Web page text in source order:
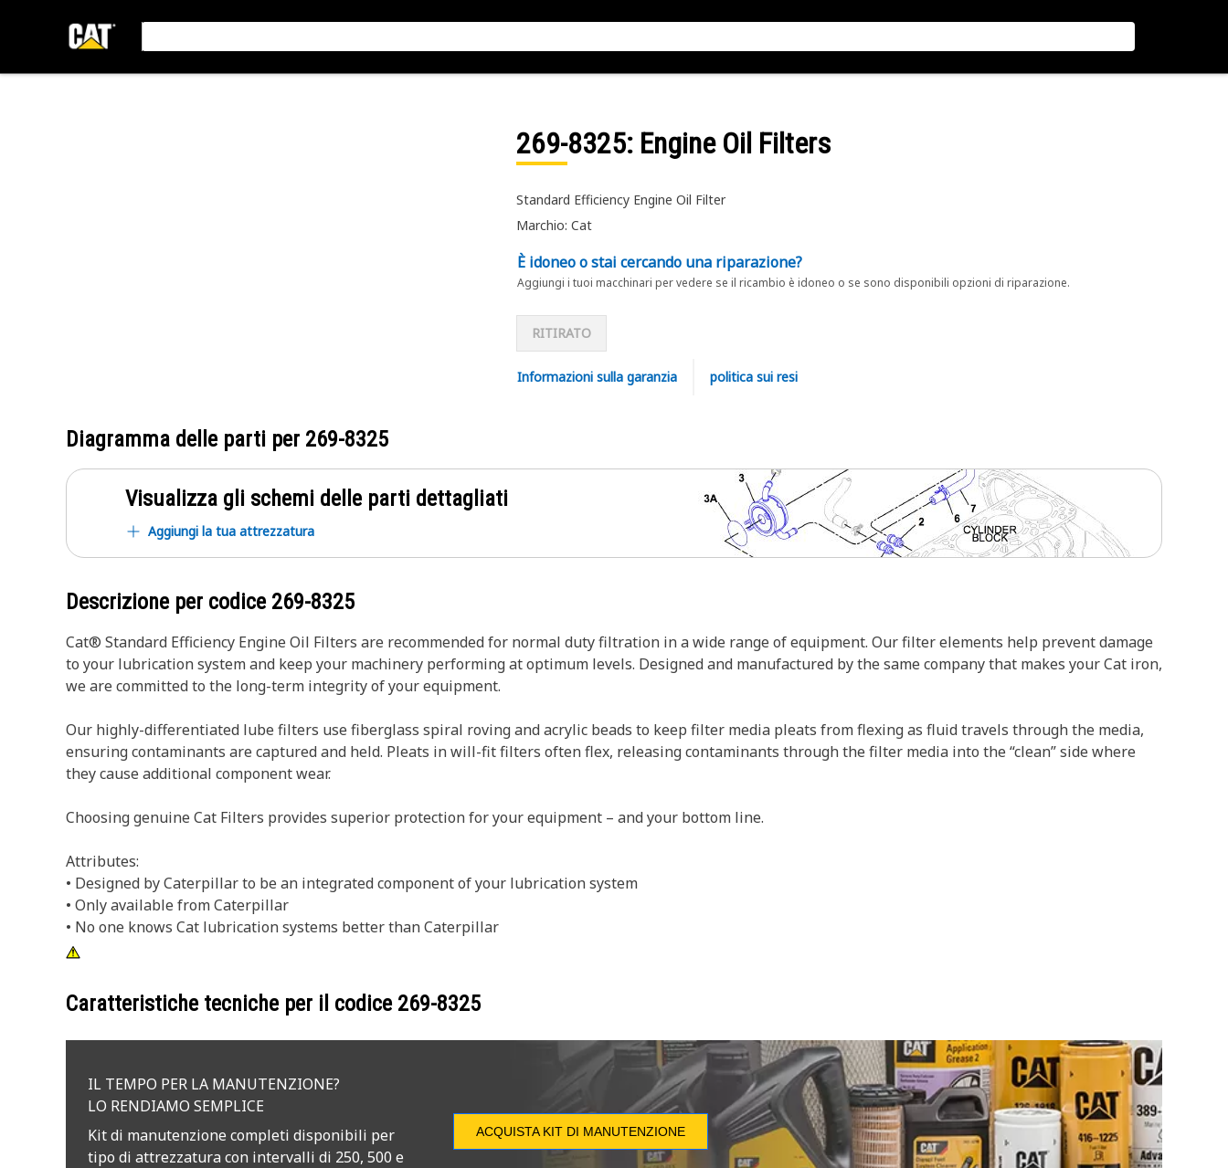
269-8325: Engine Oil Filters
Standard Efficiency Engine Oil Filter
Marchio: Cat
È idoneo o stai cercando una riparazione?
Aggiungi i tuoi macchinari per vedere se il ricambio è idoneo o se sono disponibili opzioni di riparazione.
RITIRATO
Informazioni sulla garanzia politica sui resi
Diagramma delle parti per 269-8325
Visualizza gli schemi delle parti dettagliati
Aggiungi la tua attrezzatura
Descrizione per codice 269-8325
Cat® Standard Efficiency Engine Oil Filters are recommended for normal duty filtration in a wide range of equipment. Our filter elements help prevent damage
to your lubrication system and keep your machinery performing at optimum levels. Designed and manufactured by the same company that makes your Cat iron,
we are committed to the long-term integrity of your equipment.
Our highly-differentiated lube filters use fiberglass spiral roving and acrylic beads to keep filter media pleats from flexing as fluid travels through the media,
ensuring contaminants are captured and held. Pleats in will-fit filters often flex, releasing contaminants through the filter media into the “clean” side where
they cause additional component wear.
Choosing genuine Cat Filters provides superior protection for your equipment – and your bottom line.
Attributes:
• Designed by Caterpillar to be an integrated component of your lubrication system
• Only available from Caterpillar
• No one knows Cat lubrication systems better than Caterpillar
Caratteristiche tecniche per il codice 269-8325
IL TEMPO PER LA MANUTENZIONE?
LO RENDIAMO SEMPLICE
Kit di manutenzione completi disponibili per
tipo di attrezzatura con intervalli di 250, 500 e
ACQUISTA KIT DI MANUTENZIONE